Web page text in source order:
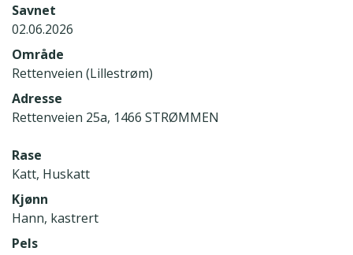
Savnet
02.06.2026
Område
Rettenveien (Lillestrøm)
Adresse
Rettenveien 25a, 1466 STRØMMEN
Rase
Katt, Huskatt
Kjønn
Hann, kastrert
Pels